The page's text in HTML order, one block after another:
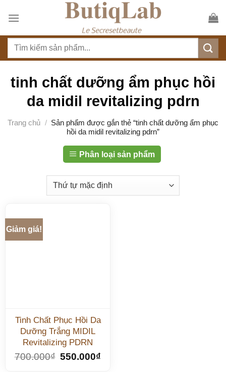
k
:
tinh chất dưỡng ẩm phục hồi
da midil revitalizing pdrn
Trang chủ / Sản phẩm được gắn thẻ “tinh chất dưỡng ẩm phục
hồi da midil revitalizing pdrn”
Phân loại sản phẩm
Giảm giá!
Tinh Chất Phục Hồi Da
Dưỡng Trắng MIDIL
Revitalizing PDRN
700.000₫ 550.000₫